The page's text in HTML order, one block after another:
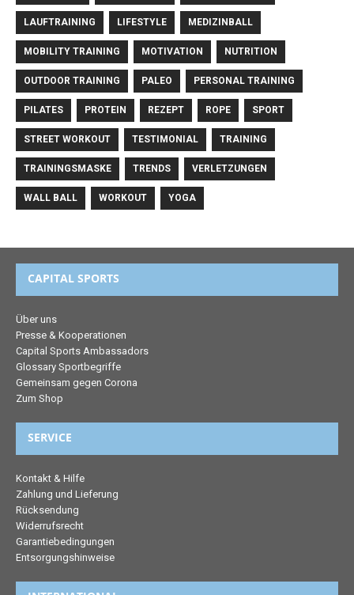
LAUFTRAINING LIFESTYLE MEDIZINBALL
MOBILITY TRAINING MOTIVATION NUTRITION
OUTDOOR TRAINING PALEO PERSONAL TRAINING
PILATES PROTEIN REZEPT ROPE SPORT
STREET WORKOUT TESTIMONIAL TRAINING
TRAININGSMASKE TRENDS VERLETZUNGEN
WALL BALL WORKOUT YOGA
CAPITAL SPORTS
Über uns
Presse & Kooperationen
Capital Sports Ambassadors
Glossary Sportbegriffe
Gemeinsam gegen Corona
Zum Shop
SERVICE
Kontakt & Hilfe
Zahlung und Lieferung
Rücksendung
Widerrufsrecht
Garantiebedingungen
Entsorgungshinweise